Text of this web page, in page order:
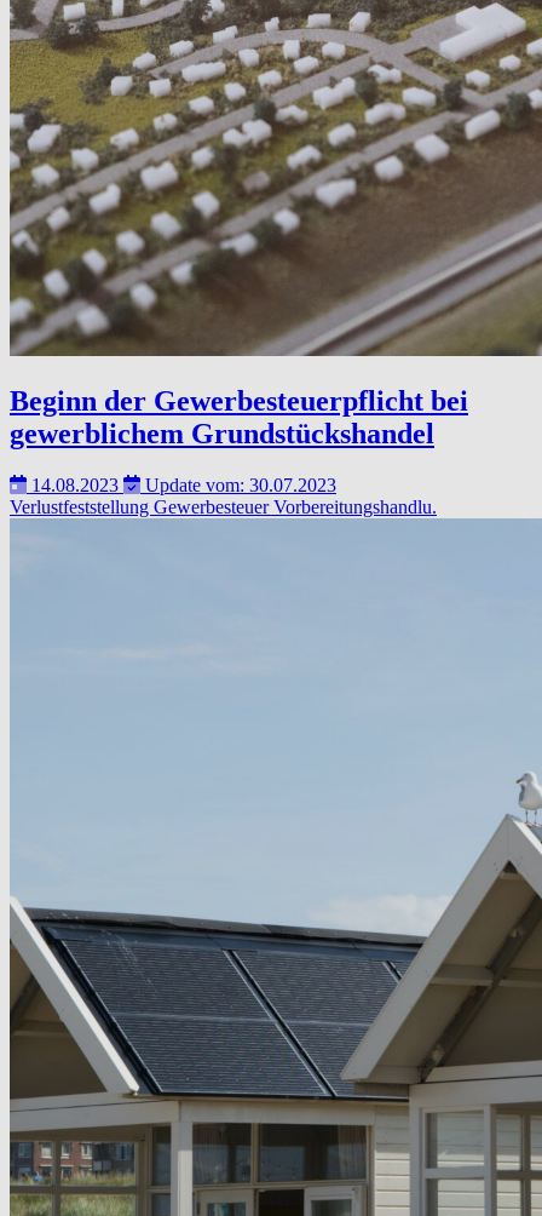
Beginn der Gewerbesteuerpflicht bei
gewerblichem Grundstückshandel
14.08.2023
Update vom: 30.07.2023
Verlustfeststellung GewerbesteuerVorbereitungshandlu.